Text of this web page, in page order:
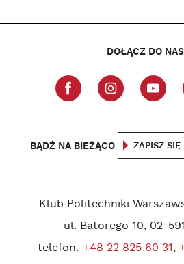
DOŁĄCZ DO
BĄDŹ NA BIEŻĄCO ZAPISZ SIĘ
Klub Politechniki
ul. Batorego 10, 02-
telefon: +48 22 825 60 31,